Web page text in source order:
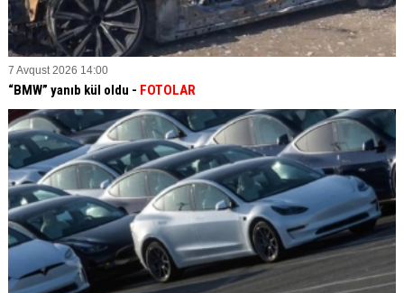
7 Avqust 2026 14:00
“BMW” yanıb kül oldu - FOTOLAR